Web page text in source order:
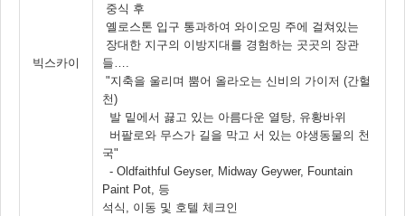
빅스카이
중식 후
옐로스톤 입구 통과하여 와이오밍 주에 걸쳐있는
장대한 지구의 이방지대를 경험하는 곳곳의 장관
들….
"지축을 울리며 뿜어 올라오는 신비의 가이저 (간헐
천)
발 밑에서 끓고 있는 아름다운 열탕, 유황바위
버팔로와 무스가 길을 막고 서 있는 야생동물의 천
국"
- Oldfaithful Geyser, Midway Geywer, Fountain
Paint Pot, 등
석식, 이동 및 호텔 체크인